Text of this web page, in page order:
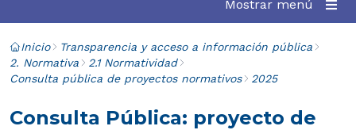
Mostrar menú
Inicio
Transparencia y acceso a información pública
2. Normativa
2.1 Normatividad
Consulta pública de proyectos normativos
2025
Consulta Pública: proyecto de